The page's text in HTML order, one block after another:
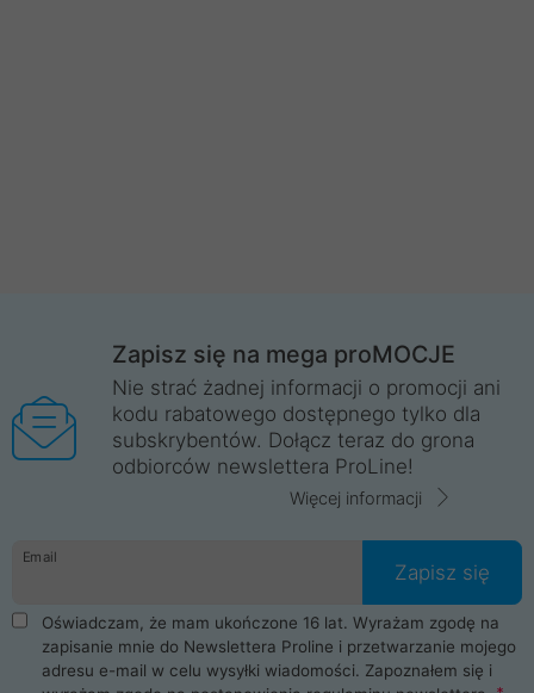
Zapisz się na mega proMOCJE
Nie strać żadnej informacji o promocji ani
kodu rabatowego dostępnego tylko dla
subskrybentów. Dołącz teraz do grona
odbiorców newslettera ProLine!
Więcej informacji
Email
Zapisz się
Oświadczam, że mam ukończone 16 lat. Wyrażam zgodę na
zapisanie mnie do Newslettera Proline i przetwarzanie mojego
adresu e-mail w celu wysyłki wiadomości. Zapoznałem się i